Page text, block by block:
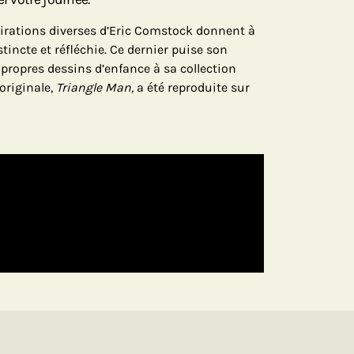
diverses d’Eric Comstock donnent à
et réfléchie. Ce dernier puise son
dessins d’enfance à sa collection
Triangle Man, a été reproduite sur